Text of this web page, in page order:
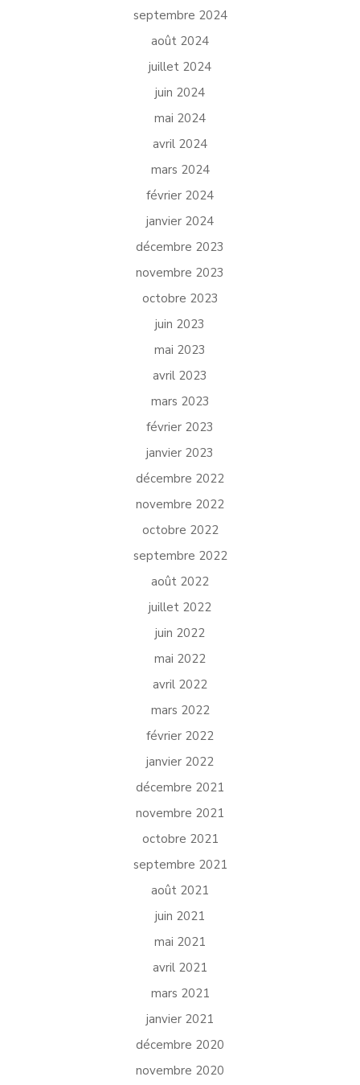
septembre 2024
août 2024
juillet 2024
juin 2024
mai 2024
avril 2024
mars 2024
février 2024
janvier 2024
décembre 2023
novembre 2023
octobre 2023
juin 2023
mai 2023
avril 2023
mars 2023
février 2023
janvier 2023
décembre 2022
novembre 2022
octobre 2022
septembre 2022
août 2022
juillet 2022
juin 2022
mai 2022
avril 2022
mars 2022
février 2022
janvier 2022
décembre 2021
novembre 2021
octobre 2021
septembre 2021
août 2021
juin 2021
mai 2021
avril 2021
mars 2021
janvier 2021
décembre 2020
novembre 2020